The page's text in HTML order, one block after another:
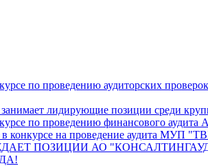
по проведению аудиторских
лидирующие позиции среди
по проведению финансового
конкурсе на проведение аудита МУП
ПОЗИЦИИ АО